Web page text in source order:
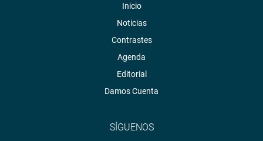
Inicio
Noticias
Contrastes
Agenda
Editorial
Damos Cuenta
SÍGUENOS